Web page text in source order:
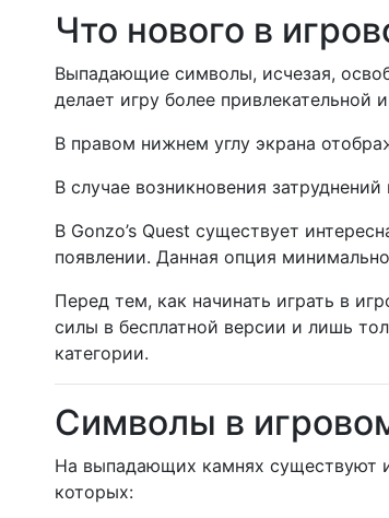
Что нового в
Выпадающие символы, исчезая,
делает игру более привлекательной
В правом нижнем углу экрана
В случае возникновения
В Gonzo’s Quest существует
появлении. Данная опция
Перед тем, как начинать играть в
силы в бесплатной версии и лишь
категории.
Символы в
На выпадающих камнях существуют
которых: